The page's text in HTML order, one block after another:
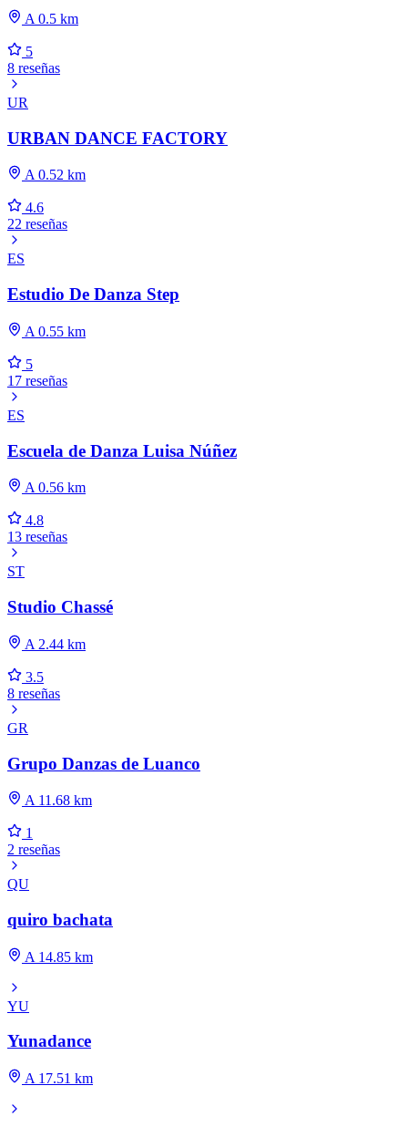
A 0.5 km
5
8 reseñas
UR
URBAN DANCE FACTORY
A 0.52 km
4.6
22 reseñas
ES
Estudio De Danza Step
A 0.55 km
5
17 reseñas
ES
Escuela de Danza Luisa Núñez
A 0.56 km
4.8
13 reseñas
ST
Studio Chassé
A 2.44 km
3.5
8 reseñas
GR
Grupo Danzas de Luanco
A 11.68 km
1
2 reseñas
QU
quiro bachata
A 14.85 km
YU
Yunadance
A 17.51 km